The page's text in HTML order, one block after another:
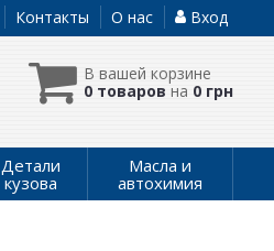
Контакты О нас Вход
В вашей корзине
0 товаров на 0 грн
Детали
кузова
Масла и
автохимия